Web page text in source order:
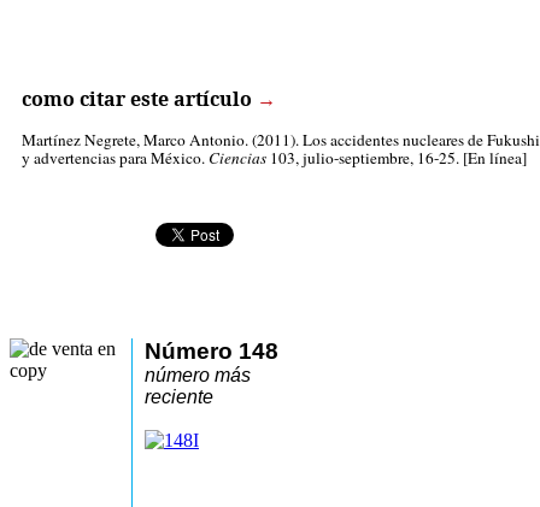
como citar este artículo →
Martínez Negrete, Marco Antonio. (2011). Los accidentes nucleares de
y advertencias para México. Ciencias 103, julio-septiembre, 16-25. [En línea]
Número 148
número más
reciente